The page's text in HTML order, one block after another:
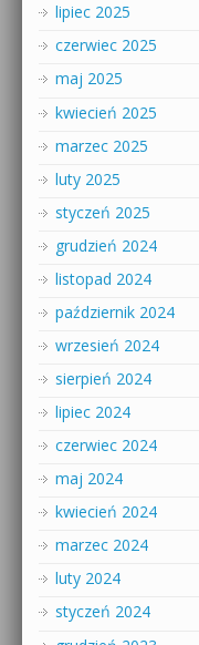
lipiec 2025
czerwiec 2025
maj 2025
kwiecień 2025
marzec 2025
luty 2025
styczeń 2025
grudzień 2024
listopad 2024
październik 2024
wrzesień 2024
sierpień 2024
lipiec 2024
czerwiec 2024
maj 2024
kwiecień 2024
marzec 2024
luty 2024
styczeń 2024